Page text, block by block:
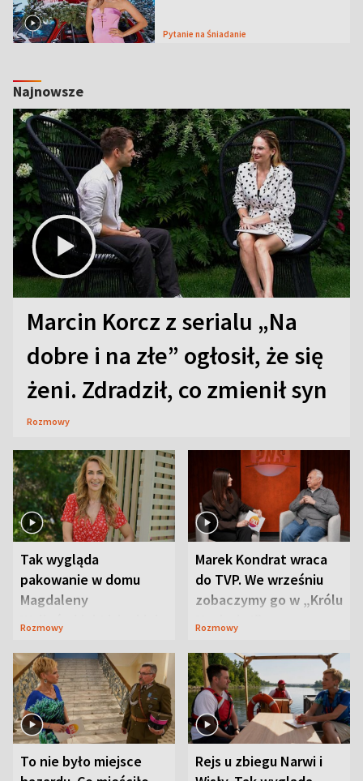
Pytanie na Śniadanie
Najnowsze
Marcin Korcz z serialu „Na
dobre i na złe” ogłosił, że się
żeni. Zdradził, co zmienił syn
Rozmowy
Tak wygląda
pakowanie w domu
Magdaleny
Waligórskiej-Lisieckiej.
Rozmowy
Marek Kondrat wraca
do TVP. We wrześniu
zobaczymy go w „Królu
Maciusiu I”
Rozmowy
To nie było miejsce
Rejs u zbiegu Narwi i